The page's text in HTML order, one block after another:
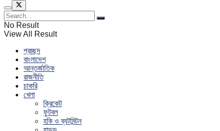
No Result
View All Result
প্রচ্ছদ
বাংলাদেশ
আন্তর্জাতিক
রাজনীতি
চাকরি
খেলা
ক্রিকেট
ফুটবল
হকি ও ব্যটমিন্টন